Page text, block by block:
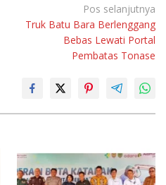
Pos selanjutnya
Truk Batu Bara Berlenggang
Bebas Lewati Portal
Pembatas Tonase